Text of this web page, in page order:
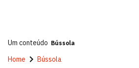
Um conteúdo Bússola
Home Bússola